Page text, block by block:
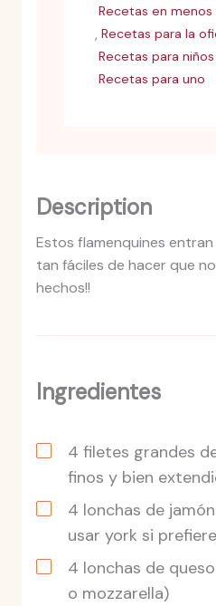
Recetas en
, Recetas para la
Recetas para niños
Recetas para uno
Description
Estos flamenquines
tan fáciles de hacer que
hechos!!
Ingredientes
4 filetes grandes
finos y bien
4 lonchas de
usar york si
4 lonchas de queso
o mozzarella)